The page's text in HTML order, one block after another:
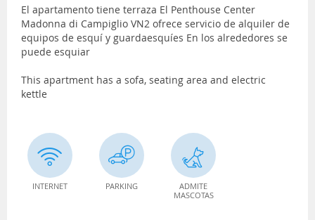
El apartamento tiene terraza El Penthouse Center
Madonna di Campiglio VN2 ofrece servicio de alquiler de
equipos de esquí y guardaesquíes En los alrededores se
puede esquiar
This apartment has a sofa, seating area and electric
kettle
INTERNET PARKING
ADMITE
MASCOTAS